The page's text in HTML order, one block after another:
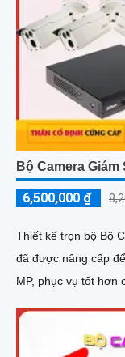
Bộ Camera Giám
6,500,000 ₫
Thiết kế trọn bộ Bộ
đã được nâng cấp để ⁂ Tin hơn giám sát được sắt
MP, phục vụ tốt hơn